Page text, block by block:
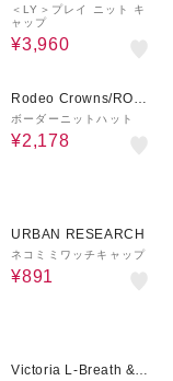
ITED ARROWS
＜LY＞プレイ ニット キ
ャップ
¥3,960
Rodeo Crowns/ROD
EO CROWNS WIDE
BOWL
ボーダーニットハット
¥2,178
URBAN RESEARCH
ネコミミワッチキャップ
¥891
Victoria L-Breath &m